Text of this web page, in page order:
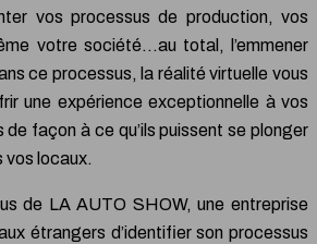
vos processus de production, vos
votre société…au total, l’emmener
ce processus, la réalité virtuelle vous
une expérience exceptionnelle à vos
façon à ce qu’ils puissent se plonger
vos locaux.
de LA AUTO SHOW, une entreprise
étrangers d’identifier son processus